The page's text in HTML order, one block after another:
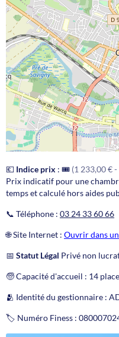
💶 Indice prix : 🎟️ (1 233,00 €
Prix indicatif pour une
temps et calculé hors aides
📞 Téléphone : 03 24 33 60 66
🌐 Site Internet : Ouvrir dans
📅 Statut Légal Privé non
🧓 Capacité d'accueil : 14
🫂 Identité du gestionnaire :
🏷️ Numéro Finess :